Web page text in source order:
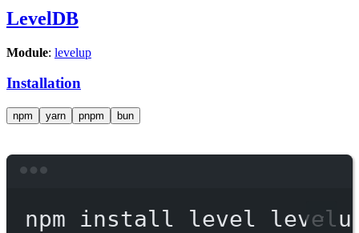
LevelDB
Module: levelup
Installation
npm yarn pnpm bun
npm install level